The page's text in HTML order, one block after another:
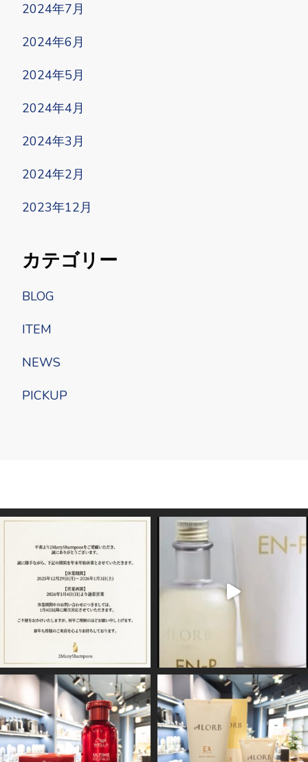
2024年7月
2024年6月
2024年5月
2024年4月
2024年3月
2024年2月
2023年12月
カテゴリー
BLOG
ITEM
NEWS
PICKUP